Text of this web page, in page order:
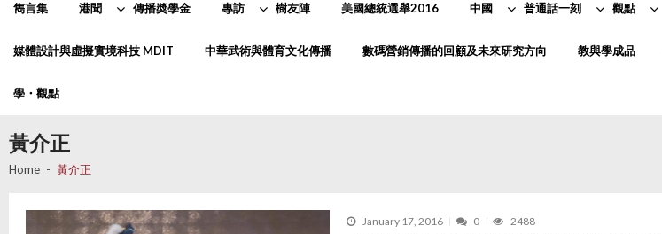
雋言集 港聞 傳播奬學金 專訪 樹友陣 美國總統選舉2016 中國 普通話一刻 觀點
媒體設計與虛擬實境科技 MDIT 中華武術與體育文化傳播 數碼營銷傳播的回顧及未來研究方向 教與學成品
學・觀點
黃介正
Home 黃介正
January 17, 2016 0 2488